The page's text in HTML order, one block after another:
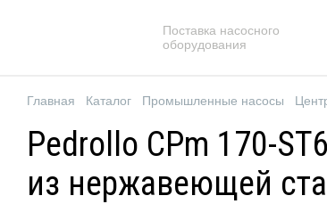
Поставка насосного
оборудования
Главная Каталог Промышленные насосы
Pedrollo CPm 170-
из нержавеющей